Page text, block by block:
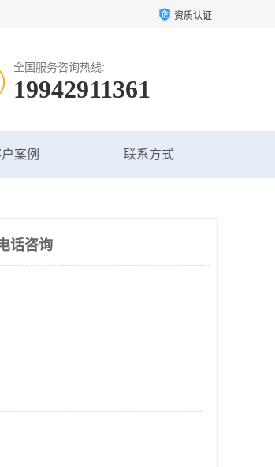
资质认证
全国服务咨询热线:
19942911361
案例 联系方式
话咨询